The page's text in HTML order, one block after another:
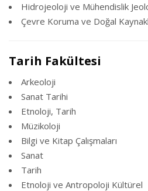
Hidrojeoloji ve Mühendislik
Çevre Koruma ve Doğal
Tarih Fakültesi
Arkeoloji
Sanat Tarihi
Etnoloji, Tarih
Müzikoloji
Bilgi ve Kitap Çalışmaları
Sanat
Tarih
Etnoloji ve Antropoloji Kültürel